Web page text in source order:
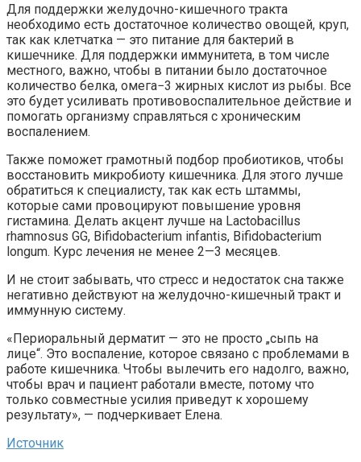
Для поддержки желудочно-кишечного тракта
необходимо есть достаточное количество овощей, круп,
так как клетчатка — это питание для бактерий в
кишечнике. Для поддержки иммунитета, в том числе
местного, важно, чтобы в питании было достаточное
количество белка, омега−3 жирных кислот из рыбы. Все
это будет усиливать противовоспалительное действие и
помогать организму справляться с хроническим
воспалением.
Также поможет грамотный подбор пробиотиков, чтобы
восстановить микробиоту кишечника. Для этого лучше
обратиться к специалисту, так как есть штаммы,
которые сами провоцируют повышение уровня
гистамина. Делать акцент лучше на Lactobacillus
rhamnosus GG, Bifidobacterium infantis, Bifidobacterium
longum. Курс лечения не менее 2—3 месяцев.
И не стоит забывать, что стресс и недостаток сна также
негативно действуют на желудочно-кишечный тракт и
иммунную систему.
«Периоральный дерматит — это не просто „сыпь на
лице“. Это воспаление, которое связано с проблемами в
работе кишечника. Чтобы вылечить его надолго, важно,
чтобы врач и пациент работали вместе, потому что
только совместные усилия приведут к хорошему
результату», — подчеркивает Елена.
Источник